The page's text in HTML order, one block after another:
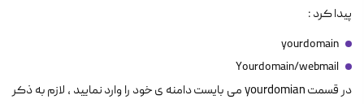
پیدا کرد :
yourdomain
Yourdomain/webmail
در قسمت yourdomian می بایست دامنه ی خود را وارد نمایید ، لازم به ذکر